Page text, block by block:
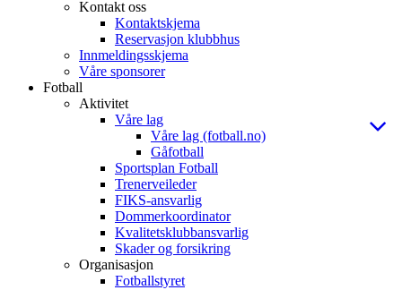
Kontakt oss
Kontaktskjema
Reservasjon klubbhus
Innmeldingsskjema
Våre sponsorer
Fotball
Aktivitet
Våre lag
Våre lag (fotball.no)
Gåfotball
Sportsplan Fotball
Trenerveileder
FIKS-ansvarlig
Dommerkoordinator
Kvalitetsklubbansvarlig
Skader og forsikring
Organisasjon
Fotballstyret